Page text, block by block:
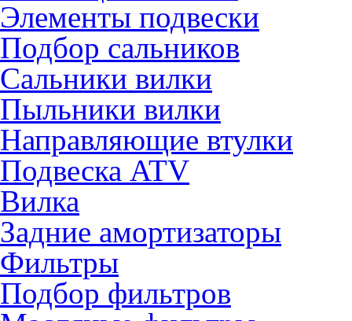
Элементы подвески
Подбор сальников
Сальники вилки
Пыльники вилки
Направляющие втулки
Подвеска ATV
Вилка
Задние амортизаторы
Фильтры
Подбор фильтров